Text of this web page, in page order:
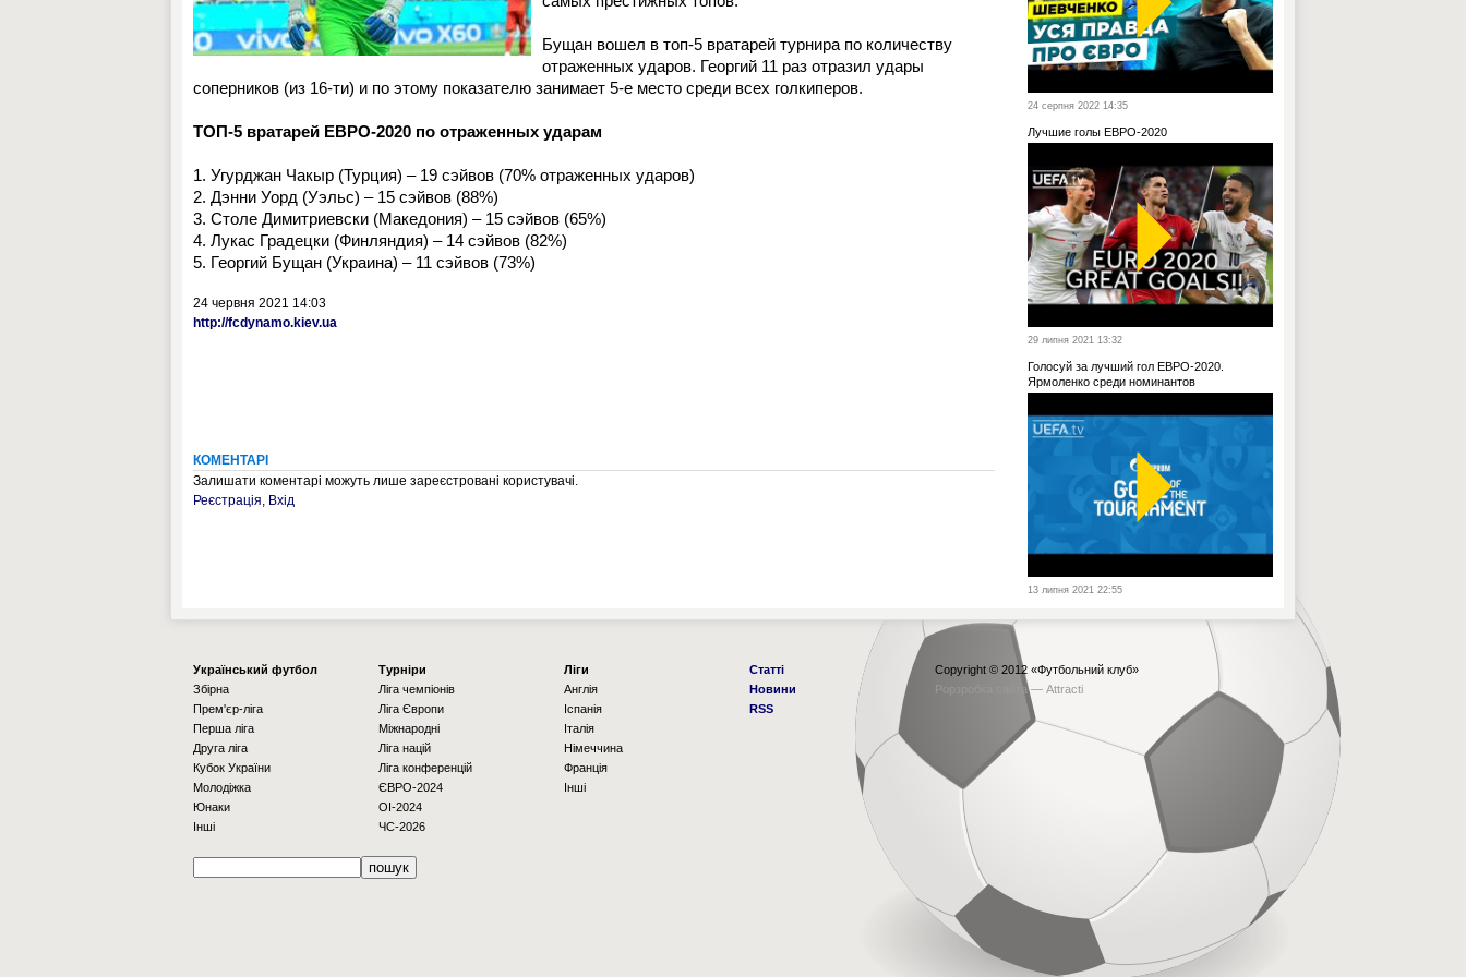
Бущан вошел в топ-5 вратарей турнира по количеству
отраженных ударов. Георгий 11 раз отразил удары
соперников (из 16-ти) и по этому показателю занимает 5-е место среди всех голкиперов.
ТОП-5 вратарей ЕВРО-2020 по отраженных ударам
1. Угурджан Чакыр (Турция) – 19 сэйвов (70% отраженных ударов)
2. Дэнни Уорд (Уэльс) – 15 сэйвов (88%)
3. Столе Димитриевски (Македония) – 15 сэйвов (65%)
4. Лукас Градецки (Финляндия) – 14 сэйвов (82%)
5. Георгий Бущан (Украина) – 11 сэйвов (73%)
24 червня 2021 14:03
http://fcdynamo.kiev.ua
КОМЕНТАРІ
Залишати коментарі можуть лише зареєстровані користувачі.
Реєстрація, Вхід
24 серпня 2022 14:35
Лучшие голы ЕВРО-2020
29 липня 2021 13:32
Голосуй за лучший гол ЕВРО-2020.
Ярмоленко среди номинантов
13 липня 2021 22:55
Українcький футбол
Збірна
Прем'єр-ліга
Перша ліга
Друга ліга
Кубок України
Молодіжка
Юнаки
Інші
Турніри
Ліга чемпіонів
Ліга Європи
Міжнародні
Ліга націй
Ліга конференцій
ЄВРО-2024
OI-2024
ЧС-2026
Ліги
Англія
Іспанія
Італія
Німеччина
Франція
Інші
Статті
Новини
RSS
Copyright © 2012 «Футбольний клуб»
Рорзробка сайта — Attracti